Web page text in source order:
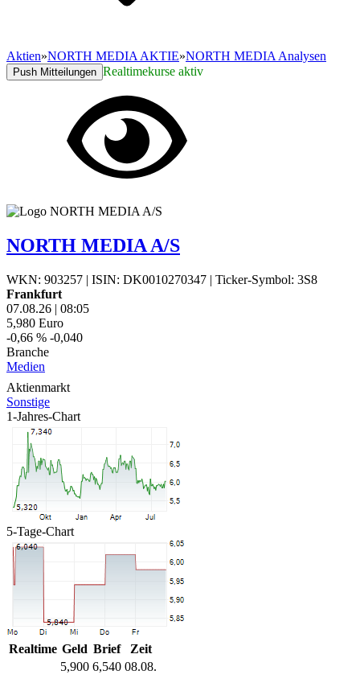
Aktien»NORTH MEDIA AKTIE»NORTH MEDIA Analysen
Push Mitteilungen Realtimekurse aktiv
NORTH MEDIA A/S
WKN: 903257 | ISIN: DK0010270347 | Ticker-Symbol: 3S8
Frankfurt
07.08.26 | 08:05
5,980 Euro
-0,66 % -0,040
Branche
Medien
Aktienmarkt
Sonstige
1-Jahres-Chart
5-Tage-Chart
Realtime Geld Brief
Zeit
5,900 6,540 08.08.